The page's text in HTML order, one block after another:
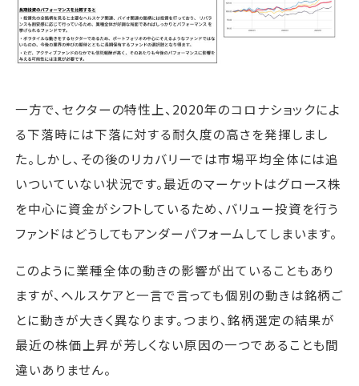
一方で、セクターの特性上、2020年のコロナショックによ
る下落時には下落に対する耐久度の高さを発揮しまし
た。しかし、その後のリカバリーでは市場平均全体には追
いついていない状況です。最近のマーケットはグロース株
を中心に資金がシフトしているため、バリュー投資を行う
ファンドはどうしてもアンダーパフォームしてしまいます。
このように業種全体の動きの影響が出ていることもあり
ますが、ヘルスケアと一言で言っても個別の動きは銘柄ご
とに動きが大きく異なります。つまり、銘柄選定の結果が
最近の株価上昇が芳しくない原因の一つであることも間
違いありません。